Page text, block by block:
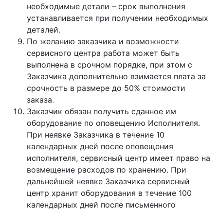
необходимые детали – срок выполнения
устанавливается при получении необходимых
деталей.
По желанию заказчика и возможности
сервисного центра работа может быть
выполнена в срочном порядке, при этом с
Заказчика дополнительно взимается плата за
срочность в размере до 50% стоимости
заказа.
Заказчик обязан получить сданное им
оборудование по оповещению Исполнителя.
При неявке Заказчика в течение 10
календарных дней после оповещения
исполнителя, сервисный центр имеет право на
возмещение расходов по хранению. При
дальнейшей неявке Заказчика сервисный
центр хранит оборудования в течение 100
календарных дней после письменного